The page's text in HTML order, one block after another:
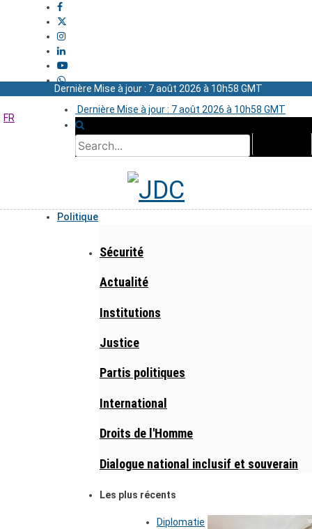
Dernière Mise à jour : 7 août 2026 à 10h58 GMT
Dernière Mise à jour : 7 août 2026 à 10h58 GMT
FR
Politique
Sécurité
Actualité
Institutions
Justice
Partis politiques
International
Droits de l'Homme
Dialogue national inclusif et souverain
Les plus récents
Diplomatie